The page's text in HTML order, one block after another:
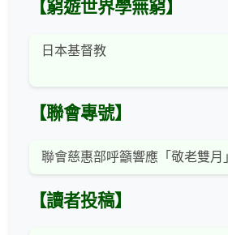
【窮遊世界學無窮】
日本基督教
【聯會專號】
聯會慈惠部呼籲響應「敬老雙月
【讀者投稿】